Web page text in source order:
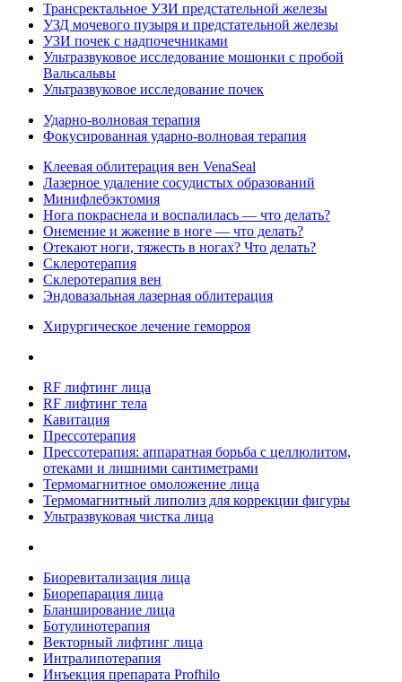
Трансректальное УЗИ предстательной железы
УЗД мочевого пузыря и предстательной железы
УЗИ почек с надпочечниками
Ультразвуковое исследование мошонки с пробой
Вальсальвы
Ультразвуковое исследование почек
Ударно-волновая терапия
Фокусированная ударно-волновая терапия
Клеевая облитерация вен VenaSeal
Лазерное удаление сосудистых образований
Минифлебэктомия
Нога покраснела и воспалилась — что делать?
Онемение и жжение в ноге — что делать?
Отекают ноги, тяжесть в ногах? Что делать?
Склеротерапия
Склеротерапия вен
Эндовазальная лазерная облитерация
Хирургическое лечение геморроя
RF лифтинг лица
RF лифтинг тела
Кавитация
Прессотерапия
Прессотерапия: аппаратная борьба с целлюлитом,
отеками и лишними сантиметрами
Термомагнитное омоложение лица
Термомагнитный липолиз для коррекции фигуры
Ультразвуковая чистка лица
Биоревитализация лица
Биорепарация лица
Бланширование лица
Ботулинотерапия
Векторный лифтинг лица
Интралипотерапия
Инъекция препарата Profhilo